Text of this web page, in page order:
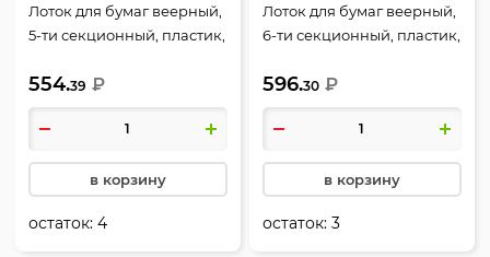
Лоток для бумаг веерный,
5-ти секционный, пластик,
Стамм, ЛТ414
554.39 ₽
в корзину
остаток:4
Лоток для бумаг веерный,
6-ти секционный, пластик,
Стамм, ЛТ417
596.30 ₽
в корзину
остаток:3